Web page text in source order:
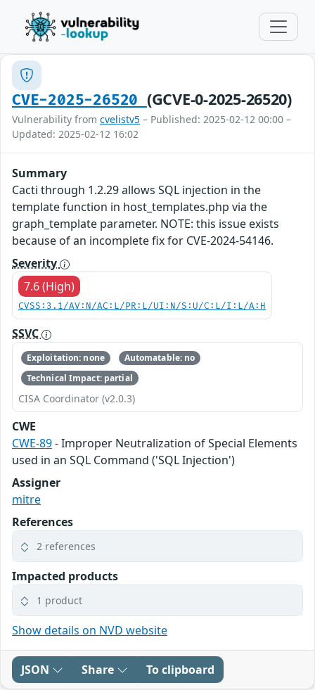
CVE-2025-26520 (GCVE-0-2025-26520)
Vulnerability from cvelistv5 – Published: 2025-02-12 00:00 –
Updated: 2025-02-12 16:02
Summary
Cacti through 1.2.29 allows SQL injection in the
template function in host_templates.php via the
graph_template parameter. NOTE: this issue exists
because of an incomplete fix for CVE-2024-54146.
Severity
7.6 (High)
CVSS:3.1/AV:N/AC:L/PR:L/UI:N/S:U/C:L/I:L/A:H
SSVC
Exploitation: none
Automatable: no
Technical Impact: partial
CISA Coordinator (v2.0.3)
CWE
CWE-89- Improper Neutralization of Special Elements
used in an SQL Command ('SQL Injection')
Assigner
mitre
References
2 references
Impacted products
1 product
Show details on NVD website
JSON Share To clipboard